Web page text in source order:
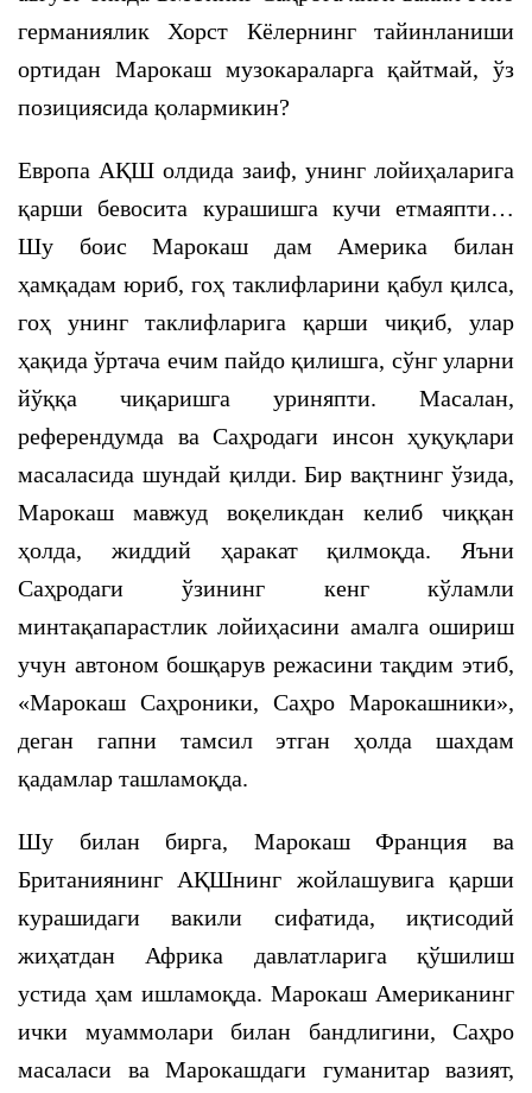
германиялик Хорст Кёлернинг тайинланиши
ортидан Марокаш музокараларга қайтмай, ўз
позициясида қолармикин?
Европа АҚШ олдида заиф, унинг лойиҳаларига
қарши бевосита курашишга кучи етмаяпти…
Шу боис Марокаш дам Америка билан
ҳамқадам юриб, гоҳ таклифларини қабул қилса,
гоҳ унинг таклифларига қарши чиқиб, улар
ҳақида ўртача ечим пайдо қилишга, сўнг уларни
йўққа чиқаришга уриняпти. Масалан,
референдумда ва Саҳродаги инсон ҳуқуқлари
масаласида шундай қилди. Бир вақтнинг ўзида,
Марокаш мавжуд воқеликдан келиб чиққан
ҳолда, жиддий ҳаракат қилмоқда. Яъни
Саҳродаги ўзининг кенг кўламли
минтақапарастлик лойиҳасини амалга ошириш
учун автоном бошқарув режасини тақдим этиб,
«Марокаш Саҳроники, Саҳро Марокашники»,
деган гапни тамсил этган ҳолда шахдам
қадамлар ташламоқда.
Шу билан бирга, Марокаш Франция ва
Британиянинг АҚШнинг жойлашувига қарши
курашидаги вакили сифатида, иқтисодий
жиҳатдан Африка давлатларига қўшилиш
устида ҳам ишламоқда. Марокаш Американинг
ички муаммолари билан бандлигини, Саҳро
масаласи ва Марокашдаги гуманитар вазият,